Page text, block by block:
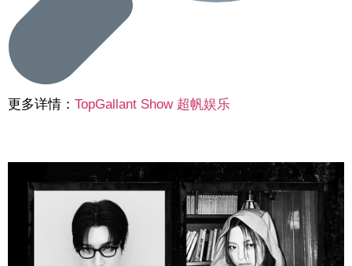
更多详情： TopGallant Show 超帆娱乐